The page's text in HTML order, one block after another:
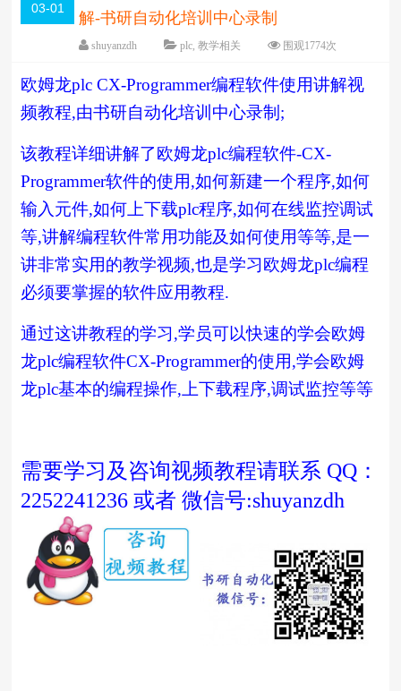
03-01
解-书研自动化培训中心录制
shuyanzdh plc,教学相关 围观1774次
字体： 大 中 小
欧姆龙plc CX-Programmer编程软件使用讲解视
频教程,由书研自动化培训中心录制 ;
该教程详细讲解了欧姆龙plc编程软件-CX-
Programmer软件的使用,如何新建一个程序,如何
输入元件,如何上下载plc程序,如何在线监控调试
等,讲解编程软件常用功能及如何使用等等,是一
讲非常实用的教学视频,也是学习欧姆龙plc编程
必须要掌握的软件应用教程.
通过这讲教程的学习,学员可以快速的学会欧姆
龙plc编程软件CX-Programmer的使用,学会欧姆
龙plc基本的编程操作, 上下载程序,调试监控等等
需要学习及咨询视频教程请联系 QQ：
2252241236 或者 微信号:shuyanzdh